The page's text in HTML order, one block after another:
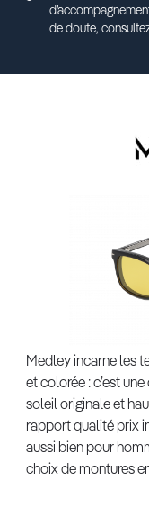
de doute,
Medley incarne les
et colorée : c’est
soleil originale et
rapport qualité prix
aussi bien pour
choix de montures